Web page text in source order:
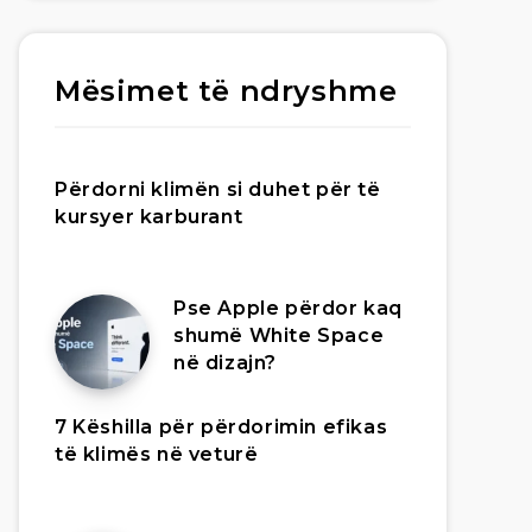
Mësimet të ndryshme
Përdorni klimën si duhet për të
kursyer karburant
Pse Apple përdor kaq
shumë White Space
në dizajn?
7 Këshilla për përdorimin efikas
të klimës në veturë